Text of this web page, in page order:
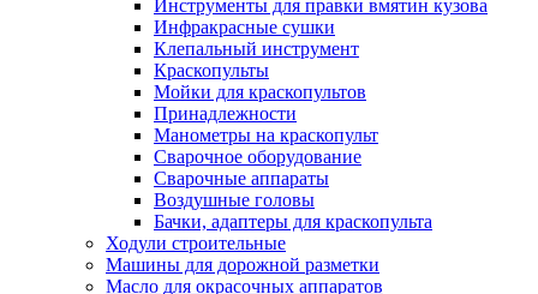
Инструменты для правки вмятин кузова
Инфракрасные сушки
Клепальный инструмент
Краскопульты
Мойки для краскопультов
Принадлежности
Манометры на краскопульт
Сварочное оборудование
Сварочные аппараты
Воздушные головы
Бачки, адаптеры для краскопульта
Ходули строительные
Машины для дорожной разметки
Масло для окрасочных аппаратов